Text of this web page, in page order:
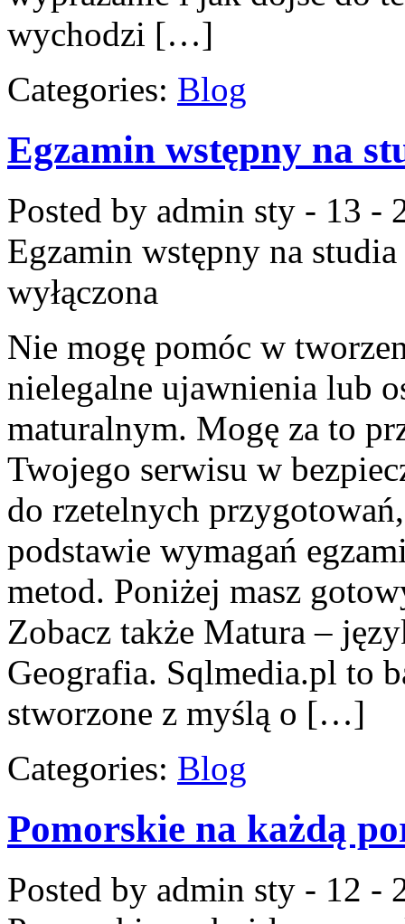
wychodzi […]
Categories: Blog
Egzamin wstępny na
Posted by admin sty - 13 -
Egzamin wstępny na
wyłączona
Nie mogę pomóc w
nielegalne ujawnienia lub
maturalnym. Mogę za to
Twojego serwisu w
do rzetelnych
podstawie wymagań
metod. Poniżej masz
Zobacz także Matura –
Geografia. Sqlmedia.pl to
stworzone z myślą o […]
Categories: Blog
Pomorskie na każdą
Posted by admin sty - 12 -